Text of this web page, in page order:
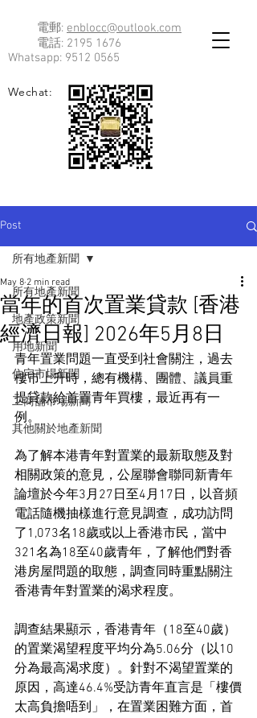
電郵: enblocc@outlook.com
電話: 2195 1676
Whatsapp: 9512 0565
Wechat:
Post
所有地產新聞
地產政策新聞
用地新聞
住宅市場新聞
工商舖市場新聞
其他關於地產新聞
所有地產新聞
當年的首次置業貸款 [香港
經濟日報] 2026年5月8日
May 8 2 min read
青年置業問題一直受到社會關注，過去
樓市上升時，總有機構、團體、議員重
提貸款給首置青年買樓，最近再有一
例。
為了解本港青年對置業的最新取態及對
相關政策的意見，公屋聯會聯同新青年
論壇於今年3月27日至4月17日，以音頻
電話隨機抽樣進行意見調查，成功訪問
了1,073名18歲或以上香港市民，當中
321名為18至40歲青年，了解他們對香
港房屋問題的取態，調查同時重點關注
香港青年對置業的渴求程度。
調查結果顯示，香港青年（18至40歲）
的置業渴望程度平均分為5.06分（以10
分為最高渴求度）。針對不渴望置業的
原因，高達46.4%受訪青年直言是「樓價
太高負擔唔到」，在置業困難方面，首